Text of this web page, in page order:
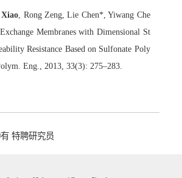
, Rong Zeng, Lie Chen*, Yiwang Che
Membranes with Dimensional St
Resistance Based on Sulfonate Poly
Eng., 2013, 33(3): 275–283.
特聘研究员